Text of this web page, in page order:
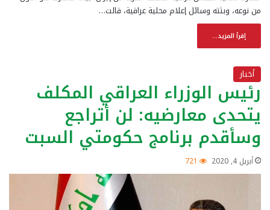
من نوعه، وبثته وسائل إعلام محلية عراقية، قالت…
إقرأ المزيد...
أخبار
رئيس الوزراء العراقي المكلف
يتحدى معارضيه: لن أتراجع
وسأقدم برنامج حكومتي السبت
أبريل 4, 2020 721